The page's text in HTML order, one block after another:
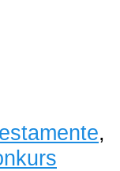
,